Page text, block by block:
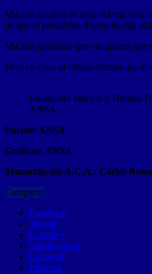
Macron no dejó de lado el tema Irán.
de que el presidente Trump decida
Macron garantizó que cualquiera que
Dejó en claro al mismo tiempo que
Emmanuel Macron y Donald
ANSA
Fuente: ANSA
Gráficas: ANSA
Transcripción A.C.A.: Carlos
Compartir
Facebook
Twitter
Google +
Stumbleupon
LinkedIn
Pinterest